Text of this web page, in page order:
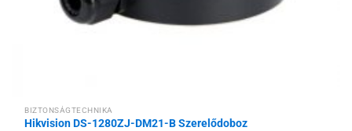
BIZTONSÁGTECHNIKA
Hikvision DS-1280ZJ-DM21-B Szerelődoboz